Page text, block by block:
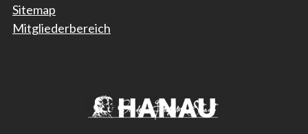
Sitemap
Mitgliederbereich